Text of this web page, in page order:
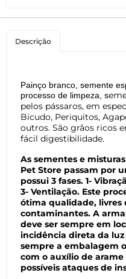
Descrição
Painço branco, semente
processo de limpeza, s
pelos pássaros, em
Bicudo, Periquitos,
outros. São grãos ricos
fácil digestibilidade.
As sementes e
Pet Store passam por
possui 3 fases. 1-
3- Ventilação. Este
ótima qualidade, livres
contaminantes. A
deve ser sempre em
incidência direta da
sempre a embalagem
com o auxílio de
possíveis ataques de